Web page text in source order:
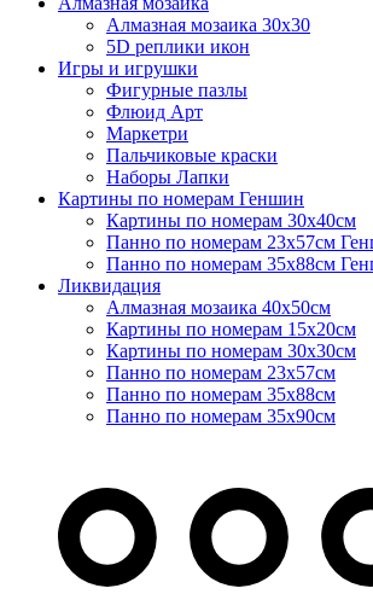
Алмазная мозаика 30х30
5D реплики икон
Игры и игрушки
Фигурные пазлы
Флюид Арт
Маркетри
Пальчиковые краски
Наборы Лапки
Картины по номерам Геншин
Картины по номерам 30х40см
Панно по номерам 23х57см
Панно по номерам 35х88см
Ликвидация
Алмазная мозаика 40х50см
Картины по номерам 15х20см
Картины по номерам 30х30см
Панно по номерам 23х57см
Панно по номерам 35х88см
Панно по номерам 35х90см